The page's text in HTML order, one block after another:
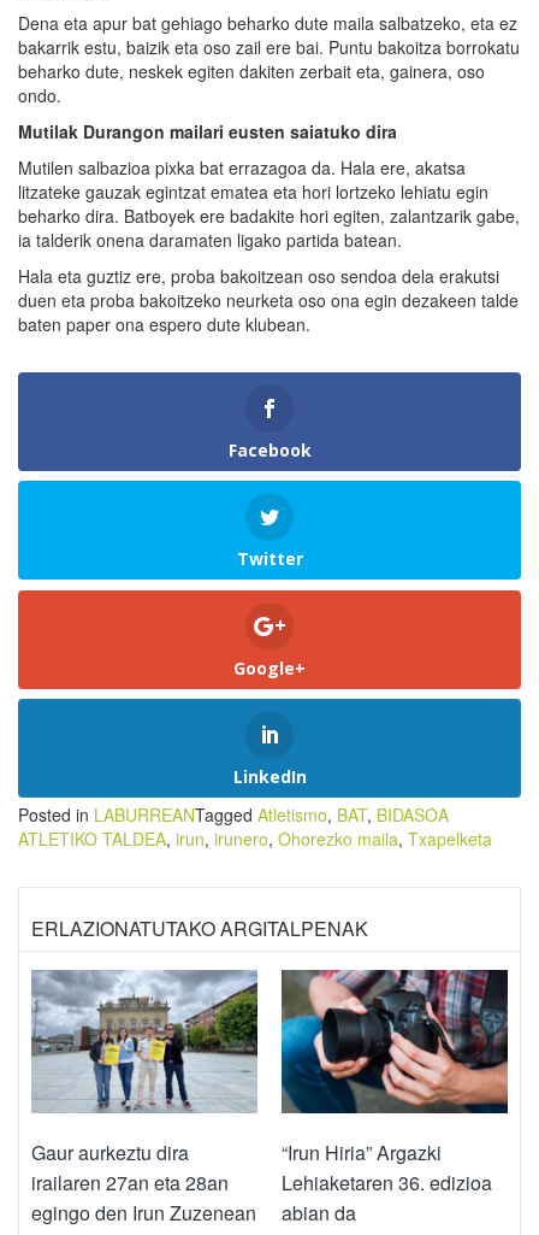
Dena eta apur bat gehiago beharko dute maila salbatzeko, eta ez
bakarrik estu, baizik eta oso zail ere bai. Puntu bakoitza borrokatu
beharko dute, neskek egiten dakiten zerbait eta, gainera, oso
ondo.
Mutilak Durangon mailari eusten saiatuko dira
Mutilen salbazioa pixka bat errazagoa da. Hala ere, akatsa
litzateke gauzak egintzat ematea eta hori lortzeko lehiatu egin
beharko dira. Batboyek ere badakite hori egiten, zalantzarik gabe,
ia talderik onena daramaten ligako partida batean.
Hala eta guztiz ere, proba bakoitzean oso sendoa dela erakutsi
duen eta proba bakoitzeko neurketa oso ona egin dezakeen talde
baten paper ona espero dute klubean.
Facebook
Twitter
Google+
LinkedIn
Posted in LABURREANTagged Atletismo, BAT, BIDASOA
ATLETIKO TALDEA, irun, irunero, Ohorezko maila, Txapelketa
ERLAZIONATUTAKO ARGITALPENAK
Gaur aurkeztu dira
irailaren 27an eta 28an
egingo den Irun Zuzenean
“Irun Hiria” Argazki
Lehiaketaren 36. edizioa
abian da